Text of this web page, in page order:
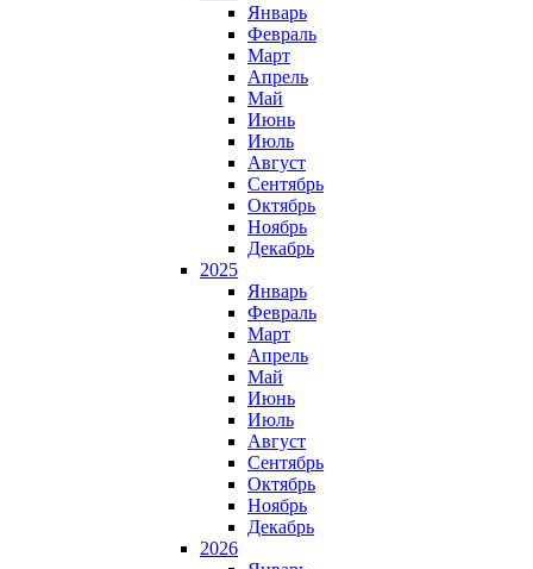
Январь
Февраль
Март
Апрель
Май
Июнь
Июль
Август
Сентябрь
Октябрь
Ноябрь
Декабрь
2025
Январь
Февраль
Март
Апрель
Май
Июнь
Июль
Август
Сентябрь
Октябрь
Ноябрь
Декабрь
2026